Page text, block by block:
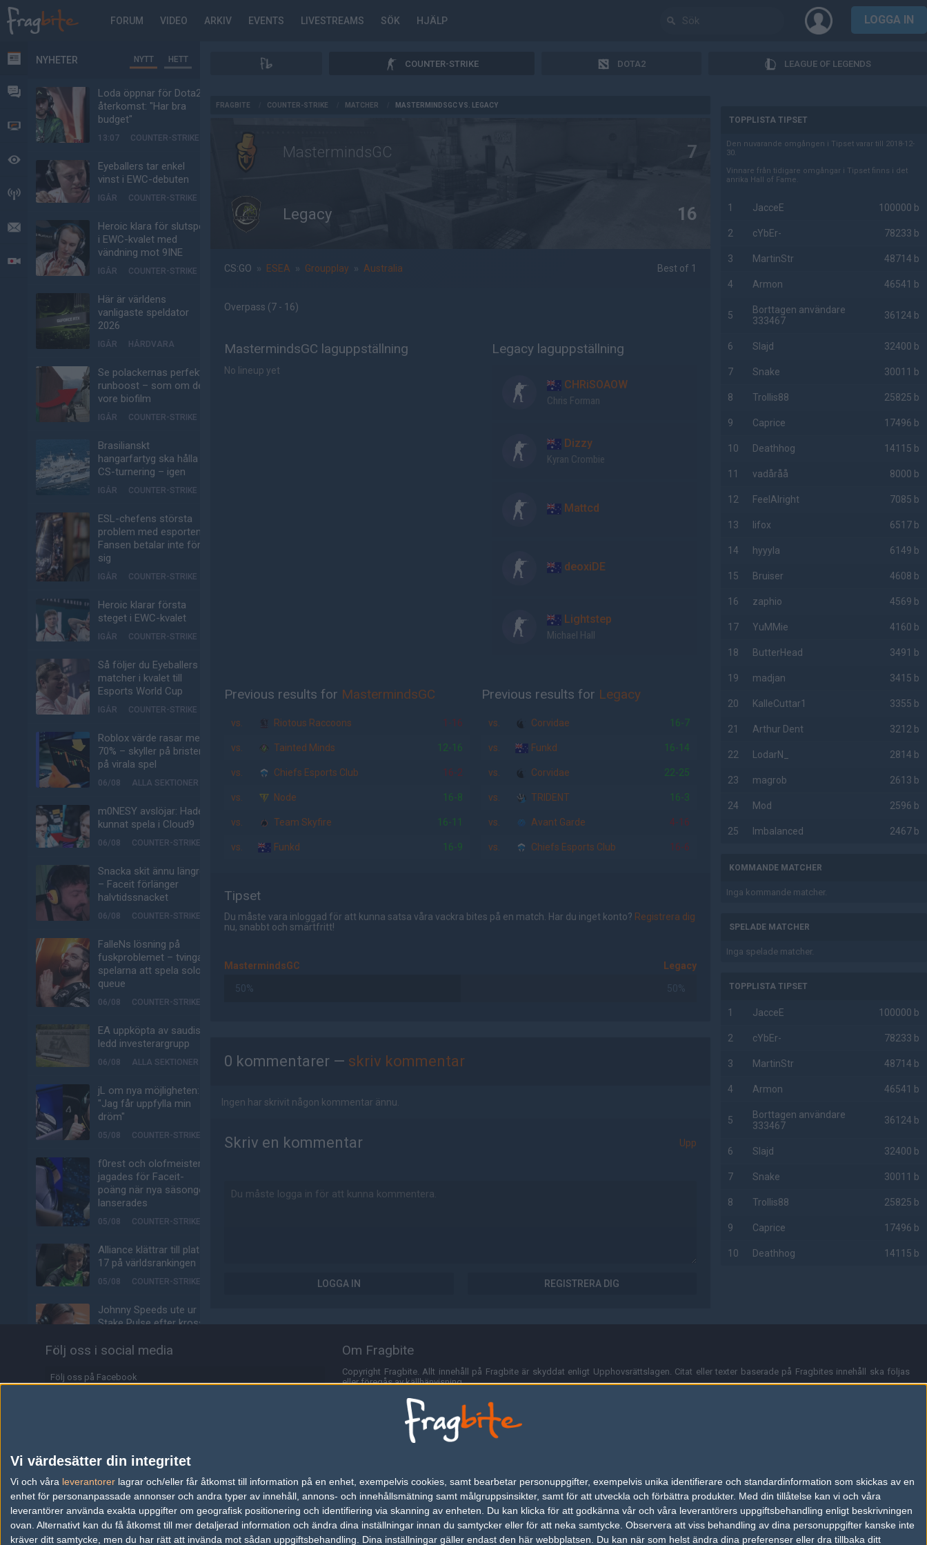
Vi värdesätter din integritet
Vi och våra leverantorer lagrar och/eller får åtkomst till information på en enhet, exempelvis cookies, samt bearbetar personuppgifter, exempelvis unika identifierare och standardinformation som skickas av en
enhet för personanpassade annonser och andra typer av innehåll, annons- och innehållsmätning samt målgruppsinsikter, samt för att utveckla och förbättra produkter. Med din tillåtelse kan vi och våra
leverantörer använda exakta uppgifter om geografisk positionering och identifiering via skanning av enheten. Du kan klicka för att godkänna vår och våra leverantörers uppgiftsbehandling enligt beskrivningen
ovan. Alternativt kan du få åtkomst till mer detaljerad information och ändra dina inställningar innan du samtycker eller för att neka samtycke. Observera att viss behandling av dina personuppgifter kanske inte
kräver ditt samtycke, men du har rätt att invända mot sådan uppgiftsbehandling. Dina inställningar gäller endast den här webbplatsen. Du kan när som helst ändra dina preferenser eller dra tillbaka ditt
FORUM VIDEO ARKIV EVENTS LIVESTREAMS SÖK HJÄLP LOGGA IN
NYHETER
FORUM
VIDEO
BEVAKAT
HÄNDELSER
MEDDELANDEN
LIVESÄNDNINGAR
NYHETER NYTT HETT
Loda öppnar för Dota2-
återkomst: "Har bra
budget"
13:07 COUNTER-STRIKE
Eyeballers tar enkel
vinst i EWC-debuten
IGÅR COUNTER-STRIKE
Heroic klara för slutspel
i EWC-kvalet med
vändning mot 9INE
IGÅR COUNTER-STRIKE
Här är världens
vanligaste speldator
2026
IGÅR HÅRDVARA
Se polackernas perfekta
runboost – som om det
vore biofilm
IGÅR COUNTER-STRIKE
Brasilianskt
hangarfartyg ska hålla
CS-turnering – igen
IGÅR COUNTER-STRIKE
ESL-chefens största
problem med esporten:
Fansen betalar inte för
sig
IGÅR COUNTER-STRIKE
Heroic klarar första
steget i EWC-kvalet
IGÅR COUNTER-STRIKE
Så följer du Eyeballers
matcher i kvalet till
Esports World Cup
IGÅR COUNTER-STRIKE
Roblox värde rasar med
70% – skyller på bristen
på virala spel
06/08 ALLA SEKTIONER
m0NESY avslöjar: Hade
kunnat spela i Cloud9
06/08 COUNTER-STRIKE
Snacka skit ännu längre
– Faceit förlänger
halvtidssnacket
06/08 COUNTER-STRIKE
FalleNs lösning på
fuskproblemet – tvinga
spelarna att spela solo-
queue
06/08 COUNTER-STRIKE
EA uppköpta av saudisk-
ledd investerargrupp
06/08 ALLA SEKTIONER
jL om nya möjligheten:
"Jag får uppfylla min
dröm"
05/08 COUNTER-STRIKE
f0rest och olofmeister
jagades för Faceit-
poäng när nya säsongen
lanserades
05/08 COUNTER-STRIKE
Alliance klättrar till plats
17 på världsrankingen
05/08 COUNTER-STRIKE
Johnny Speeds ute ur
Stake Pulse efter kross i
05/08 COUNTER-STRIKE
Alla de 100 bästa
Valves nya VR-
headset ser ut att bli
ännu dyrare
04/08 HÅRDVARA
Tonåring släppte
skämtspel för 1 900 kr –
COUNTER-STRIKE DOTA2 LEAGUE OF LEGENDS
FRAGBITE COUNTER-STRIKE MATCHER MASTERMINDSGC VS. LEGACY
MastermindsGC 7
Legacy 16
CS:GO » ESEA » Groupplay » Australia Best of 1
Overpass (7 - 16)
MastermindsGC laguppställning
No lineup yet
Legacy laguppställning
CHRiSOAOW
Chris Forman
Dizzy
Kyran Crombie
Mattcd
deoxiDE
Lightstep
Michael Hall
Previous results for MastermindsGC
vs. Riotous Raccoons 1-16
vs. Tainted Minds 12-16
vs. Chiefs Esports Club 16-2
vs. Node 16-8
vs. Team Skyfire 16-11
vs. Funkd 16-9
Previous results for Legacy
vs. Corvidae 16-7
vs. Funkd 16-14
vs. Corvidae 22-25
vs. TRIDENT 16-3
vs. Avant Garde 4-16
vs. Chiefs Esports Club 16-6
Tipset
Du måste vara inloggad för att kunna satsa våra vackra bites på en match. Har du inget konto? Registrera dig
nu, snabbt och smärtfritt!
MastermindsGC Legacy
50% 50%
0 kommentarer — skriv kommentar
Ingen har skrivit någon kommentar ännu.
Skriv en kommentar Upp
LOGGA IN REGISTRERA DIG
TOPPLISTA TIPSET
Den nuvarande omgången i Tipset varar till 2018-12-
30.
Vinnare från tidigare omgångar i Tipset finns i det
anrika Hall of Fame.
1 JacceE 100000 b
2 cYbEr- 78233 b
3 MartinStr 48714 b
4 Armon 46541 b
5
Borttagen användare
333467
36124 b
6 Slajd 32400 b
7 Snake 30011 b
8 Trollis88 25825 b
9 Caprice 17496 b
10 Deathhog 14115 b
11 vadåråå 8000 b
12 FeelAlright 7085 b
13 lifox 6517 b
14 hyyyla 6149 b
15 Bruiser 4608 b
16 zaphio 4569 b
17 YuMMie 4160 b
18 ButterHead 3491 b
19 madjan 3415 b
20 KalleCuttar1 3355 b
21 Arthur Dent 3212 b
22 LodarN_ 2814 b
23 magrob 2613 b
24 Mod 2596 b
25 Imbalanced 2467 b
KOMMANDE MATCHER
Inga kommande matcher.
SPELADE MATCHER
Inga spelade matcher.
TOPPLISTA TIPSET
1 JacceE 100000 b
2 cYbEr- 78233 b
3 MartinStr 48714 b
4 Armon 46541 b
5
Borttagen användare
333467
36124 b
6 Slajd 32400 b
7 Snake 30011 b
8 Trollis88 25825 b
9 Caprice 17496 b
10 Deathhog 14115 b
Följ oss i social media
Följ oss på Facebook
Information
Annonsering
Copyright och Privacy Policy
Om Fragbite
Copyright Fragbite. Allt innehåll på Fragbite är skyddat enligt Upphovsrättslagen. Citat eller texter baserade på Fragbites innehåll ska följas
eller föregås av källhänvisning.
Alla åsikter uttryckta på Fragbite representerar varje enskild skribent och överensstämmer inte nödvändigtvis med Fragbites åsikter.
Programmering och design av Fredric Bohlin. För frågor rörande sajten kan du skicka iväg ett email till
Fragbite använder cookies för att spara användarspecifik information så som t.ex. användarnamn. Cookies sparas även när man deltar i
omröstningar och för att föra statistik. För att slippa cookies kan du stänga av cookies i din webbläsares inställningar eller välja att inte
besöka Fragbite. Den här textraden finns här på grund av lagen om elektronisk kommunikation som trädde i kraft 25 juli 2003.
Annonsering